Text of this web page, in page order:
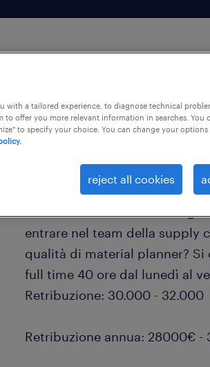
Siamo alla ricerca di un
esperienza, da inserire in un
strutturato. Hai da poco
buona conoscenza della
entrare nel team della supply
qualità di material planner?
full time 40 ore dal lunedì al
Retribuzione: 30.000 - 32.000
Retribuzione annua: 28000€ -
with a tailored experience, to diagnose technical
to offer you more relevant information in searches. You
to specify your choice. You can change your
reject all cookies